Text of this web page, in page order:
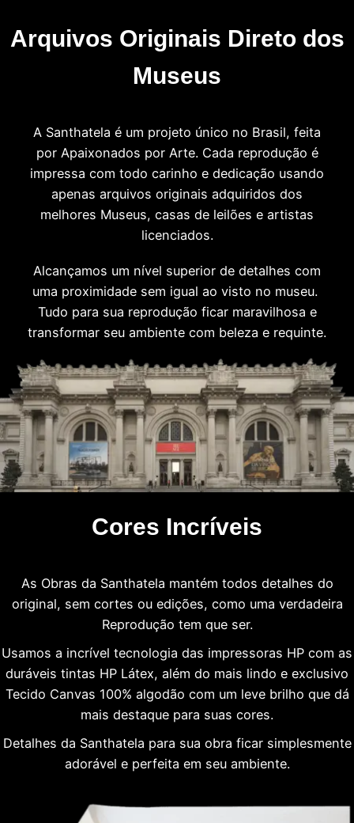
Arquivos Originais Direto dos
Museus
A Santhatela é um projeto único no Brasil, feita
por Apaixonados por Arte. Cada reprodução é
impressa com todo carinho e dedicação usando
apenas arquivos originais adquiridos dos
melhores Museus, casas de leilões e artistas
licenciados.
Alcançamos um nível superior de detalhes com
uma proximidade sem igual ao visto no museu.
Tudo para sua reprodução ficar maravilhosa e
transformar seu ambiente com beleza e requinte.
Cores Incríveis
As Obras da Santhatela mantém todos detalhes do
original, sem cortes ou edições, como uma verdadeira
Reprodução tem que ser.
Usamos a incrível tecnologia das impressoras HP com as
duráveis tintas HP Látex, além do mais lindo e exclusivo
Tecido Canvas 100% algodão com um leve brilho que dá
mais destaque para suas cores.
Detalhes da Santhatela para sua obra ficar simplesmente
adorável e perfeita em seu ambiente.